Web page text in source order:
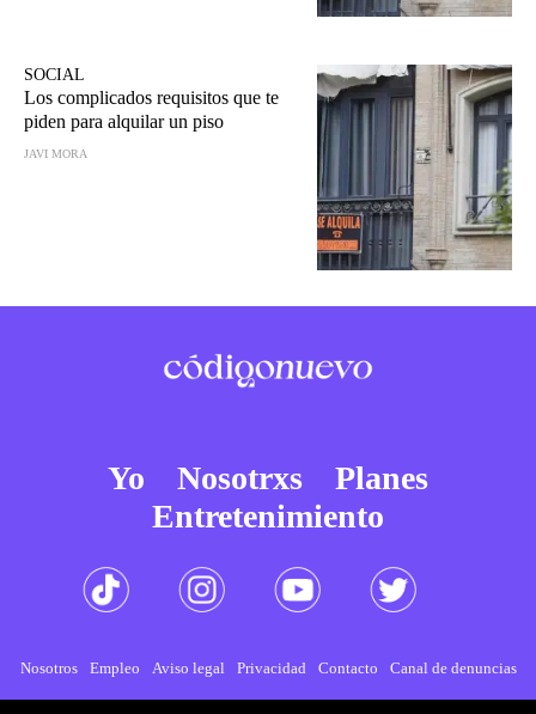
SOCIAL
Los complicados requisitos que te
piden para alquilar un piso
JAVI MORA
Yo Nosotrxs
Planes
Entretenimiento
Nosotros Empleo Aviso legal Privacidad Contacto Canal de denuncias